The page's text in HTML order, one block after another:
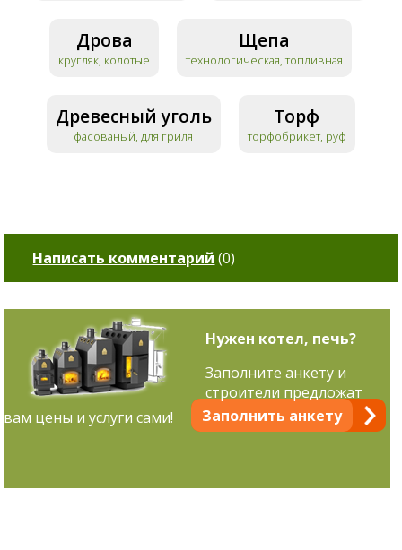
Дрова
кругляк, колотые
Щепа
технологическая, топливная
Древесный уголь
фасованый, для гриля
Торф
торфобрикет, руф
Написать комментарий (0)
Нужен котел, печь?
Заполнить анкету
Заполните анкету и
строители предложат
вам цены и услуги сами!